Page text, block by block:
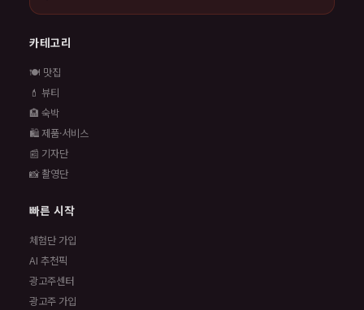
카테고리
🍽️ 맛집
💄 뷰티
🏨 숙박
🛍️ 제품·서비스
📰 기자단
📸 촬영단
빠른 시작
체험단 가입
AI 추천픽
광고주센터
광고주 가입